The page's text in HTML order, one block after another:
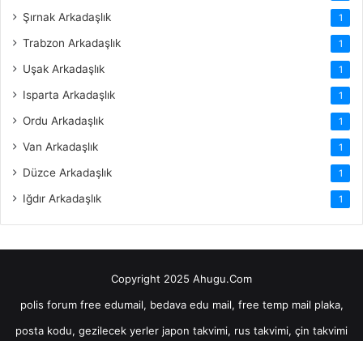
Şırnak Arkadaşlık 1
Trabzon Arkadaşlık 1
Uşak Arkadaşlık 1
Isparta Arkadaşlık 1
Ordu Arkadaşlık 1
Van Arkadaşlık 1
Düzce Arkadaşlık 1
Iğdır Arkadaşlık 1
Copyright 2025 Ahugu.Com
polis forum free edumail, bedava edu mail, free temp mail plaka,
posta kodu, gezilecek yerler japon takvimi, rus takvimi, çin takvimi